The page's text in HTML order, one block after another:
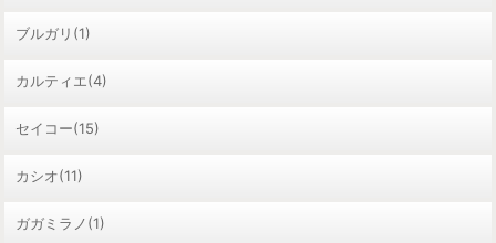
ブルガリ(1)
カルティエ(4)
セイコー(15)
カシオ(11)
ガガミラノ(1)